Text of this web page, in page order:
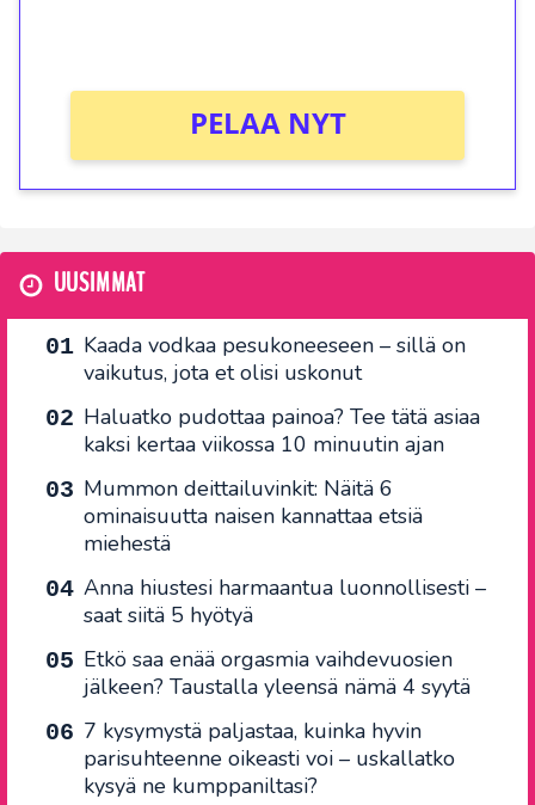
PELAA NYT
UUSIMMAT
Kaada vodkaa pesukoneeseen – sillä on
vaikutus, jota et olisi uskonut
Haluatko pudottaa painoa? Tee tätä asiaa
kaksi kertaa viikossa 10 minuutin ajan
Mummon deittailuvinkit: Näitä 6
ominaisuutta naisen kannattaa etsiä
miehestä
Anna hiustesi harmaantua luonnollisesti –
saat siitä 5 hyötyä
Etkö saa enää orgasmia vaihdevuosien
jälkeen? Taustalla yleensä nämä 4 syytä
7 kysymystä paljastaa, kuinka hyvin
parisuhteenne oikeasti voi – uskallatko
kysyä ne kumppaniltasi?